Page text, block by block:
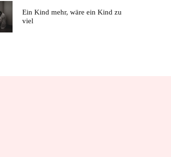
Ein Kind mehr, wäre ein Kind zu
viel